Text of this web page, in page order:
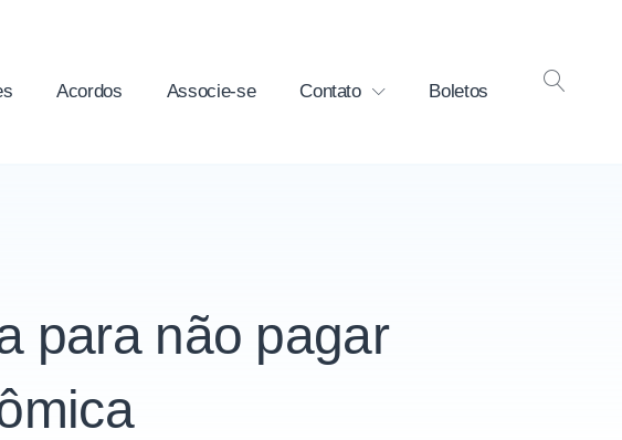
Acordos Associe-se Contato Boletos
para não pagar